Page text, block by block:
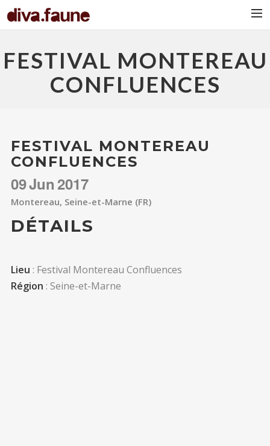
FESTIVAL MONTEREAU
CONFLUENCES
FESTIVAL MONTEREAU
CONFLUENCES
09Jun2017
Montereau, Seine-et-Marne (FR)
DÉTAILS
Lieu : Festival Montereau Confluences
Région : Seine-et-Marne